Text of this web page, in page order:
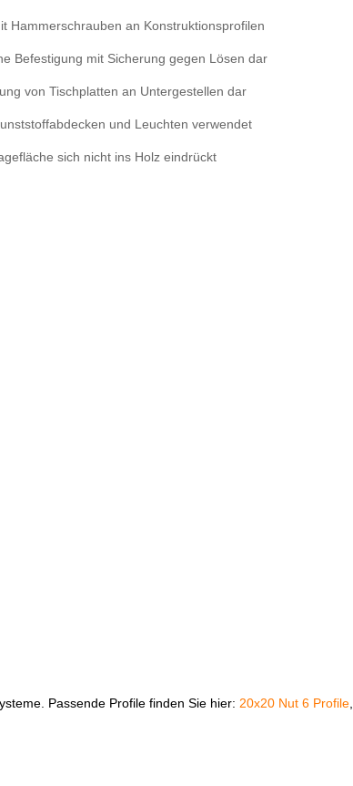
Hammerschrauben an Konstruktionsprofilen
Befestigung mit Sicherung gegen Lösen dar
von Tischplatten an Untergestellen dar
und Leuchten verwendet
sich nicht ins Holz eindrückt
Passende Profile finden Sie hier: 20x20 Nut 6 Profile,